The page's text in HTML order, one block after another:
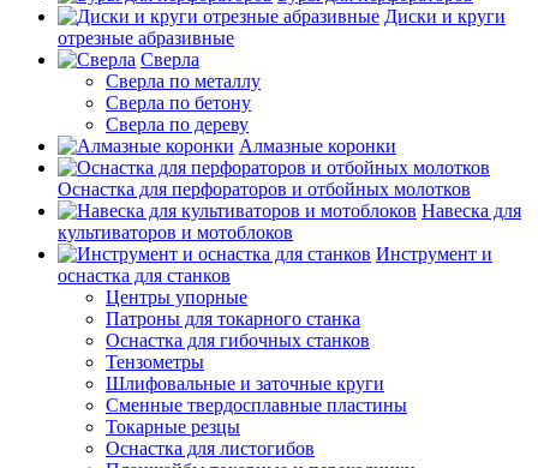
Диски и круги
отрезные абразивные
Сверла
Сверла по металлу
Сверла по бетону
Сверла по дереву
Алмазные коронки
Оснастка для перфораторов и отбойных молотков
Навеска для
культиваторов и мотоблоков
Инструмент и
оснастка для станков
Центры упорные
Патроны для токарного станка
Оснастка для гибочных станков
Тензометры
Шлифовальные и заточные круги
Сменные твердосплавные пластины
Токарные резцы
Оснастка для листогибов